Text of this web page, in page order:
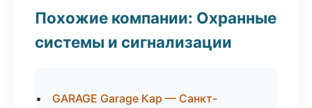
Похожие компании: Охранные
системы и сигнализации
GARAGE Garage Кар — Санкт-